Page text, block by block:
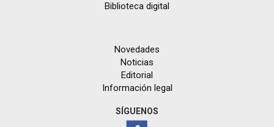
Biblioteca digital
Novedades
Noticias
Editorial
Información legal
SÍGUENOS